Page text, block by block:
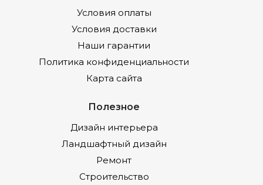
Условия оплаты
Условия доставки
Наши гарантии
Политика конфиденциальности
Карта сайта
Полезное
Дизайн интерьера
Ландшафтный дизайн
Ремонт
Строительство